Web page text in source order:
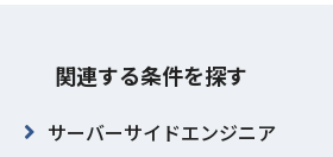
関連する条件を探す
サーバーサイドエンジニア